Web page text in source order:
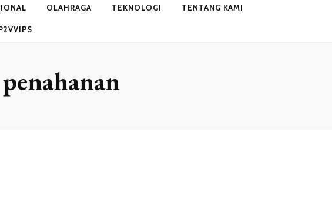
OLAHRAGA TEKNOLOGI TENTANG KAMI